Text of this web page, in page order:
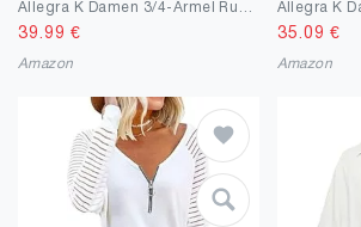
39.99 €
Amazon
35.09 €
Amazon